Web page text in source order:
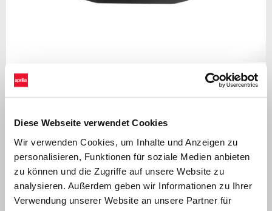
Diese Webseite verwendet Cookies
Wir verwenden Cookies, um Inhalte und Anzeigen zu
personalisieren, Funktionen für soziale Medien anbieten
zu können und die Zugriffe auf unsere Website zu
analysieren. Außerdem geben wir Informationen zu Ihrer
Verwendung unserer Website an unsere Partner für
Item
Aus lasergeschnittenem Aluminium. Mit lasergeschnittenen Logos.
Erlaubt die Entfernung des Nummernschilds für den Einsatz auf der
Rennstrecke. NUR FÜR DEN EINSATZ AUF DER RENNSTRECKE